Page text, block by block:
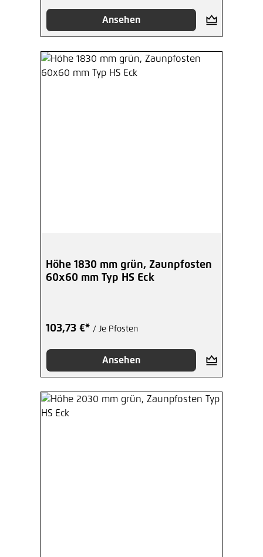
Ansehen
Höhe 1830 mm grün, Zaunpfosten
60x60 mm Typ HS Eck
103,73 €* / Je Pfosten
Ansehen